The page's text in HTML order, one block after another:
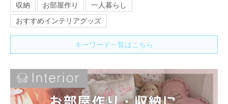
収納
お部屋作り
一人暮らし
おすすめインテリアグッズ
キーワード一覧はこちら